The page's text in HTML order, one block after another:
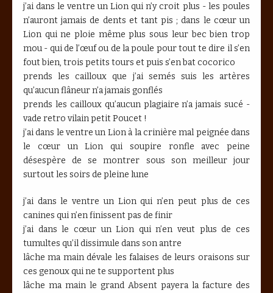
j’ai dans le ventre un Lion qui n’y croit plus - les poules
n’auront jamais de dents et tant pis ; dans le cœur un
Lion qui ne ploie même plus sous leur bec bien trop
mou - qui de l’œuf ou de la poule pour tout te dire il s’en
fout bien, trois petits tours et puis s’en bat cocorico
prends les cailloux que j’ai semés suis les artères
qu’aucun flâneur n’a jamais gonflés
prends les cailloux qu’aucun plagiaire n’a jamais sucé -
vade retro vilain petit Poucet !
j’ai dans le ventre un Lion à la crinière mal peignée dans
le cœur un Lion qui soupire ronfle avec peine
désespère de se montrer sous son meilleur jour
surtout les soirs de pleine lune
j’ai dans le ventre un Lion qui n’en peut plus de ces
canines qui n’en finissent pas de finir
j’ai dans le cœur un Lion qui n’en veut plus de ces
tumultes qu’il dissimule dans son antre
lâche ma main dévale les falaises de leurs oraisons sur
ces genoux qui ne te supportent plus
lâche ma main le grand Absent payera la facture des